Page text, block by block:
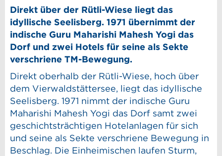
Direkt über der Rütli-Wiese liegt das
idyllische Seelisberg. 1971 übernimmt der
indische Guru Maharishi Mahesh Yogi das
Dorf und zwei Hotels für seine als Sekte
verschriene TM-Bewegung.
Direkt oberhalb der Rütli-Wiese, hoch über
dem Vierwaldstättersee, liegt das idyllische
Seelisberg. 1971 nimmt der indische Guru
Maharishi Mahesh Yogi das Dorf samt zwei
geschichtsträchtigen Hotelanlagen für sich
und seine als Sekte verschriene Bewegung in
Beschlag. Die Einheimischen laufen Sturm,